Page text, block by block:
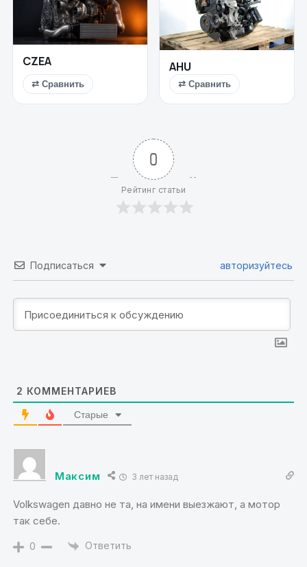
CZEA
⇄ Сравнить
AHU
⇄ Сравнить
0
Рейтинг статьи
Подписаться авторизуйтесь
2 КОММЕНТАРИЕВ
Старые
Максим 3 лет назад
Volkswagen давно не та, на имени выезжают, а мотор
так себе.
0 Ответить